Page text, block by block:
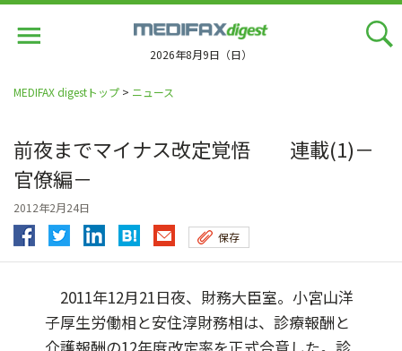
2026年8月9日（日）
MEDIFAX digestトップ > ニュース
前夜までマイナス改定覚悟 連載(1)－
官僚編－
2012年2月24日
保存
2011年12月21日夜、財務大臣室。小宮山洋
子厚生労働相と安住淳財務相は、診療報酬と